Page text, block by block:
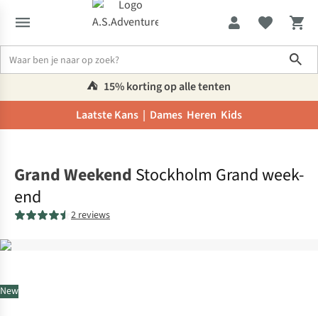
⛺️ 15% korting op alle tenten
Laatste Kans | Dames Heren Kids
New
Grand Weekend Stockholm Grand week-
end
2 reviews